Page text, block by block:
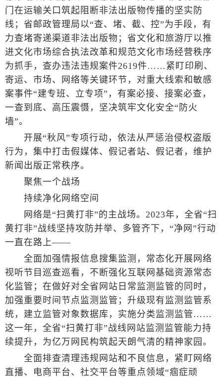
门在运输关口筑起阻断非法出版物传播的坚实防
线；省邮政管理局以“查、堵、截、控”为手段，有
力查堵寄递渠道非法出版物；省文化和旅游厅以推
进文化市场综合执法改革和规范文化市场经营秩序
为抓手，查办违法违规案件2619件……紧盯印刷、
寄运、市场、网络等关键环节，对重大线索和敏感
案事件“建专班、立专项”，有案必接、接案必查，
一查到底、高压震慑，坚决筑牢文化安全“防火
墙”。
开展“秋风”专项行动，依法从严惩治侵权盗版
行为，集中打击假媒体、假记者站、假记者，维护
新闻出版正常秩序。
聚焦一个战场
持续净化网络空间
网络是“扫黄打非”的主战场。2023年，全省“扫
黄打非”战线坚持攻防并举、多管齐下，“净网”行动
一直在路上——
全面加强情报信息搜集监测，常态化开展网络
视听节目巡查巡看，不断强化互联网基础资源常态
化监管；在做好对全省网站日常监测监管的同时，
加强重要时间节点监测监管；升级现有监测监管系
统，建立监管对象数据库，实施分类监测监管……
这一年，全省“扫黄打非”战线网站监测监管能力持
续提升，为亿万网民构筑起天朗气清的精神家园。
全面排查清理违规网站和不良信息，紧盯网络
直播、电商平台、社交平台等重点领域“痼症顽